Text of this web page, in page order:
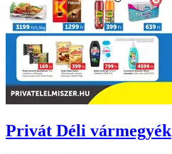
Privát Déli vármegyék